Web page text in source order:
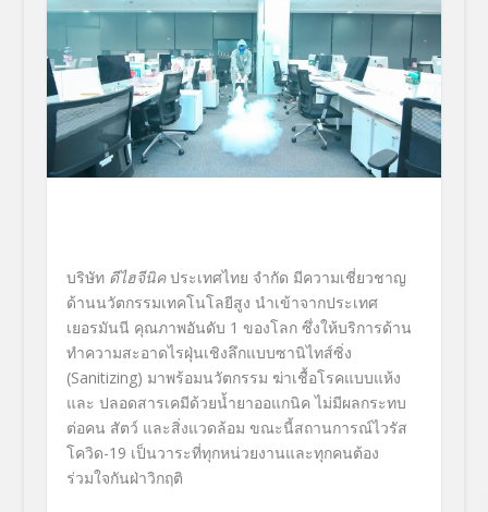
บริษัท ดีไฮจีนิค ประเทศไทย จำกัด มีความเชี่ยวชาญ
ด้านนวัตกรรมเทคโนโลยีสูง นำเข้าจากประเทศ
เยอรมันนี คุณภาพอันดับ 1 ของโลก ซึ่งให้บริการด้าน
ทำความสะอาดไรฝุ่นเชิงลึกแบบซานิไทส์ซิ่ง
(Sanitizing) มาพร้อมนวัตกรรม ฆ่าเชื้อโรคแบบแห้ง
และ ปลอดสารเคมีด้วยน้ำยาออแกนิค ไม่มีผลกระทบ
ต่อคน สัตว์ และสิ่งแวดล้อม ขณะนี้สถานการณ์ไวรัส
โควิด-19 เป็นวาระที่ทุกหน่วยงานและทุกคนต้อง
ร่วมใจกันฝ่าวิกฤติ